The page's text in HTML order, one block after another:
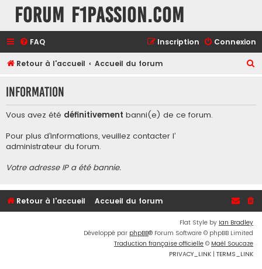
Forum F1Passion.com
FAQ Connexion
Inscription
Retour à l'accueil Accueil du forum
h
Information
Vous avez été définitivement banni(e) de ce forum.
Pour plus d’informations, veuillez contacter l’
administrateur du forum.
Votre adresse IP a été bannie.
Retour à l'accueil Accueil du forum
Flat Style by Ian Bradley
Développé par phpBB® Forum Software © phpBB Limited
Traduction française officielle © Maël Soucaze
PRIVACY_LINK | TERMS_LINK